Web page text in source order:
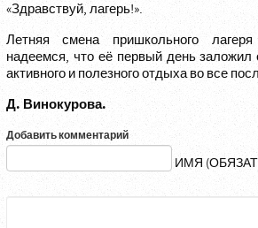
«Здравствуй, лагерь!».
Летняя смена пришкольного
надеемся, что её первый день заложил
активного и полезного отдыха во все
Д. Винокурова.
Добавить комментарий
ИМЯ